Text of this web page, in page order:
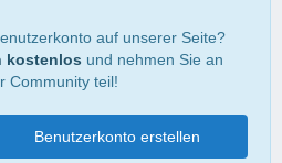
auf unserer Seite?
kostenlos und nehmen Sie an
Community teil!
Benutzerkonto erstellen